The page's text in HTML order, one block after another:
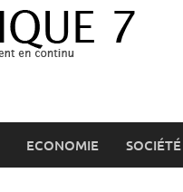
ECONOMIE SOCIÉTÉ